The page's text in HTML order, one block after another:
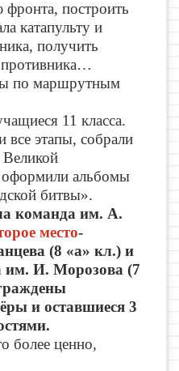
фронта, построить
катапульту и
получить
по маршрутным
11 класса.
этапы, собрали
Великой
оформили альбомы
битвы».
команда им. А.
место-
(8 «а» кл.) и
им. И. Морозова (7
и оставшиеся 3
более ценно,